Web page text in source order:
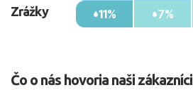
Zrážky
11%
7%
Čo o nás hovoria naši zákazníci